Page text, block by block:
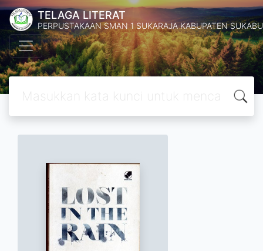
TELAGA LITERAT
PERPUSTAKAAN SMAN 1 SUKARAJA KABUPATEN